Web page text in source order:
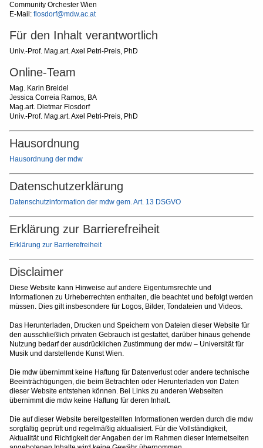
Community Orchester Wien
E-Mail: flosdorf@mdw.ac.at
Für den Inhalt verantwortlich
Univ.-Prof. Mag.art. Axel Petri-Preis, PhD
Online-Team
Mag. Karin Breidel
Jessica Correia Ramos, BA
Mag.art. Dietmar Flosdorf
Univ.-Prof. Mag.art. Axel Petri-Preis, PhD
Hausordnung
Hausordnung der mdw
Datenschutzerklärung
Datenschutzinformation der mdw gem. Art. 13 DSGVO
Erklärung zur Barrierefreiheit
Erklärung zur Barrierefreiheit
Disclaimer
Diese Website kann Hinweise auf andere Eigentumsrechte und
Informationen zu Urheberrechten enthalten, die beachtet und befolgt werden
müssen. Dies gilt insbesondere für Logos, Bilder, Tondateien und Videos.
Das Herunterladen, Drucken und Speichern von Dateien dieser Website für
den ausschließlich privaten Gebrauch ist gestattet, darüber hinaus gehende
Nutzung bedarf der ausdrücklichen Zustimmung der mdw – Universität für
Musik und darstellende Kunst Wien.
Die mdw übernimmt keine Haftung für Datenverlust oder andere technische
Beeinträchtigungen, die beim Betrachten oder Herunterladen von Daten
dieser Website entstehen können. Bei Links zu anderen Webseiten
übernimmt die mdw keine Haftung für deren Inhalt.
Die auf dieser Website bereitgestellten Informationen werden durch die mdw
sorgfältig geprüft und regelmäßig aktualisiert. Für die Vollständigkeit,
Aktualität und Richtigkeit der Angaben der im Rahmen dieser Internetseiten